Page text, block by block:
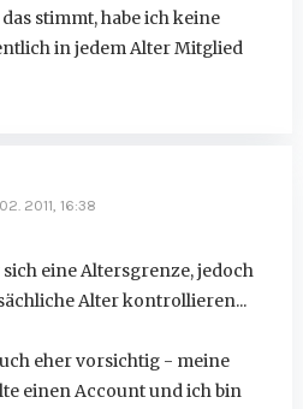
stimmt, habe ich keine
in jedem Alter Mitglied
2011, 16:38
eine Altersgrenze, jedoch
Alter kontrollieren...
eher vorsichtig - meine
einen Account und ich bin